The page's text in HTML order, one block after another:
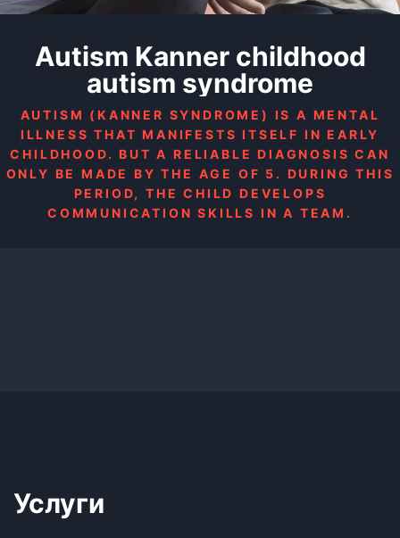
Autism Kanner childhood
autism syndrome
AUTISM (KANNER SYNDROME) IS A MENTAL
ILLNESS THAT MANIFESTS ITSELF IN EARLY
CHILDHOOD. BUT A RELIABLE DIAGNOSIS CAN
ONLY BE MADE BY THE AGE OF 5. DURING THIS
PERIOD, THE CHILD DEVELOPS
COMMUNICATION SKILLS IN A TEAM.
Услуги